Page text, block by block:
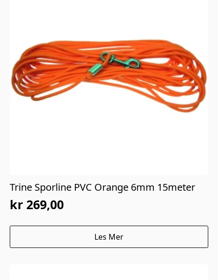
Trine Sporline PVC Orange 6mm 15meter
kr 269,00
Les Mer